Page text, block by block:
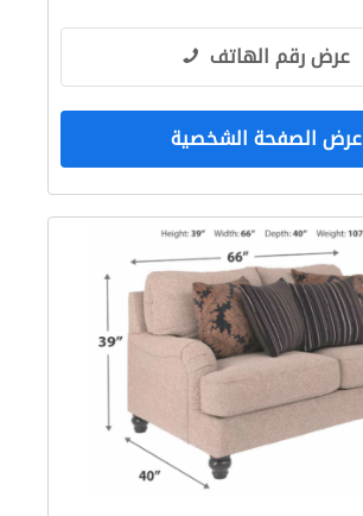
عرض رقم الهاتف
عرض الصفحة الشخصية